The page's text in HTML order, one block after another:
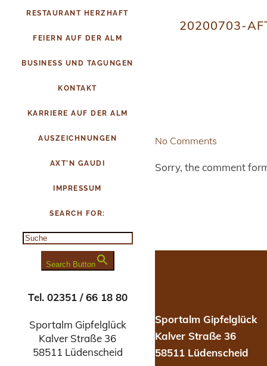
RESTAURANT HERZHAFT
FEIERN AUF DER ALM
BUSINESS UND TAGUNGEN
KONTAKT
KARRIERE AUF DER ALM
AUSZEICHNUNGEN
AXT’N GAUDI
IMPRESSUM
SEARCH FOR:
Search Button
Tel. 02351 / 66 18 80
Sportalm Gipfelglück
Kalver Straße 36
58511 Lüdenscheid
20200703-
No Comments
Sorry, the comment
Sportalm Gipfelglück
Kalver Straße 36
58511 Lüdenscheid